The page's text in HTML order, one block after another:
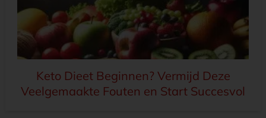
Keto Dieet Beginnen? Vermijd Deze
Veelgemaakte Fouten en Start Succesvol